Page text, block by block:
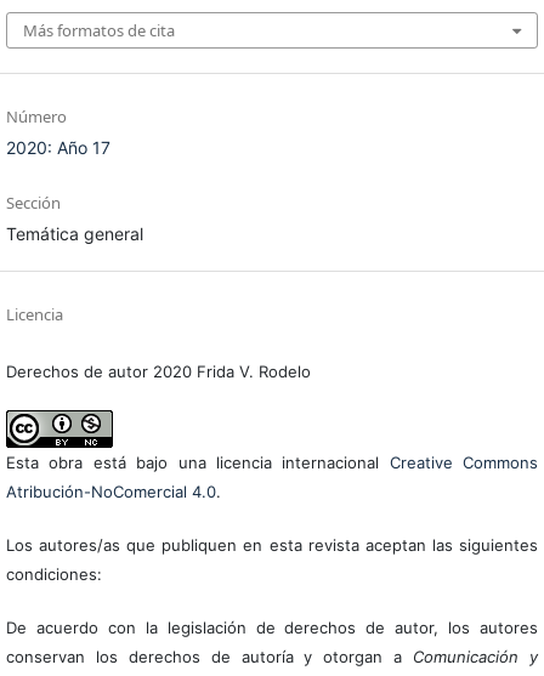
Más formatos de cita
Número
2020: Año 17
Sección
Temática general
Licencia
Derechos de autor 2020 Frida V. Rodelo
Esta obra está bajo una licencia internacional Creative Commons
Atribución-NoComercial 4.0.
Los autores/as que publiquen en esta revista aceptan las siguientes
condiciones:
De acuerdo con la legislación de derechos de autor, los autores
conservan los derechos de autoría y otorgan a Comunicación y